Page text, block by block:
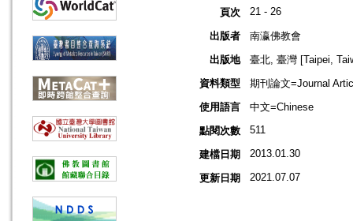
頁次 21 - 26
出版者
南瀛佛教會
出版地
臺北, 臺灣 [Taipei,
資料類型
期刊論文=Journal
使用語言
中文=Chinese
點閱次數
511
建檔日期 2013.01.30
更新日期 2021.07.07